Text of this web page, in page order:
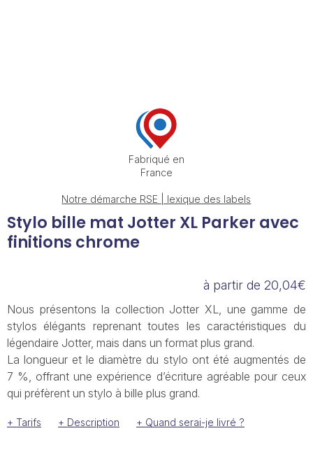
Fabriqué en
France
Notre démarche RSE | lexique des labels
Stylo bille mat Jotter XL Parker avec
finitions chrome
à partir de 20,04€
Nous présentons la collection Jotter XL, une gamme de
stylos élégants reprenant toutes les caractéristiques du
légendaire Jotter, mais dans un format plus grand.
La longueur et le diamètre du stylo ont été augmentés de
7 %, offrant une expérience d’écriture agréable pour ceux
qui préfèrent un stylo à bille plus grand.
+ Tarifs + Description + Quand serai-je livré ?